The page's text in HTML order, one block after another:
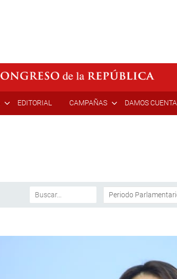
EDITORIAL CAMPAÑAS DAMOS CUENTA